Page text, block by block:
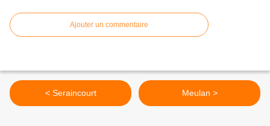
Ajouter un commentaire
< Seraincourt Meulan >